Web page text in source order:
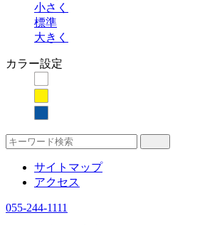
小さく
標準
大きく
カラー設定
サイトマップ
アクセス
055-244-1111